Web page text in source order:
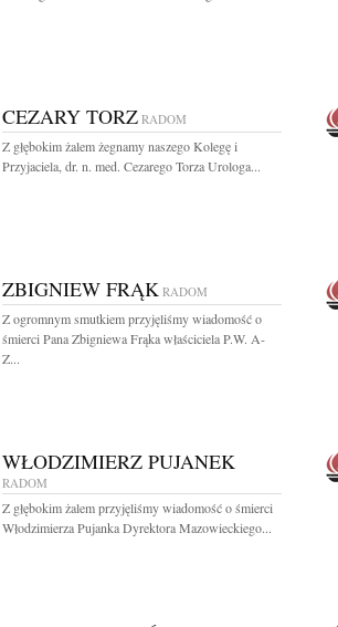
CEZARY TORZ RADOM
Z głębokim żalem żegnamy naszego Kole­gę i
Przyjaciela, dr. n. med. Cezarego Torza Urologa...
ZBIGNIEW FRĄK RADOM
Z ogromnym smutkiem przyjęliśmy wiadomość o
śmierci Pana Zbigniewa Frąka właściciela P.W. A-
Z...
WŁODZIMIERZ PUJANEK
RADOM
Z głębokim żalem przyjęliśmy wiadomość o śmierci
Włodzimierza Pujanka Dyrektora Mazowieckiego...